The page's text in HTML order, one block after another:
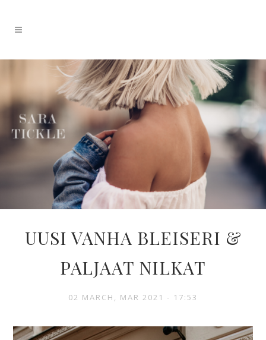
UUSI VANHA BLEISERI &
PALJAAT NILKAT
02 MARCH, MAR 2021 - 17:53